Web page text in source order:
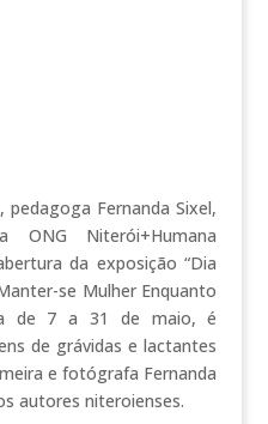
Fernanda Sixel,
Niterói+Humana
da exposição “Dia
se Mulher Enquanto
de 7 a 31 de maio, é
de grávidas e lactantes
e fotógrafa Fernanda
autores niteroienses.